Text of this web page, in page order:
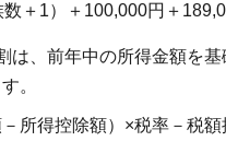
＋1）＋100,000円＋
は、前年中の所得金額を
。
－所得控除額）×税率－税